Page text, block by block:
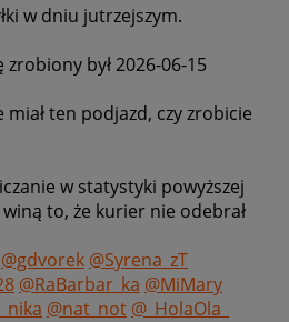
w dniu jutrzejszym.
zrobiony był2026-06-15
miał ten podjazd, czy zrobicie
w statystyki powyższej
to, że kurier nie odebrał
@gdvorek @Syrena_zT
@RaBarbar_ka @MiMary
@nat_not @_HolaOla_